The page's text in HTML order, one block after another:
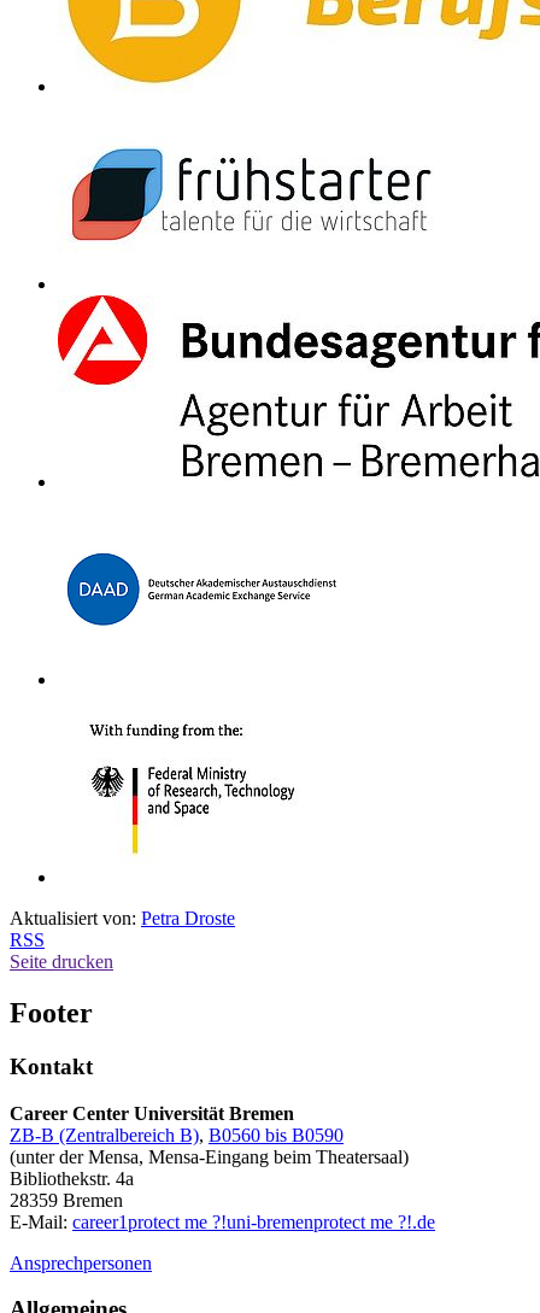
Aktualisiert von: Petra Droste
RSS
Seite drucken
Footer
Kontakt
Career Center Universität Bremen
ZB-B (Zentralbereich B), B0560 bis B0590
(unter der Mensa, Mensa-Eingang beim Theatersaal)
Bibliothekstr. 4a
28359 Bremen
E-Mail: career1protect me ?!uni-bremenprotect me ?!.de
Ansprechpersonen